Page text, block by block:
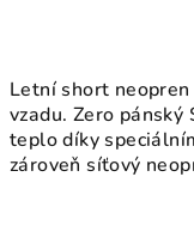
Letní short
vzadu. Zero pánský
teplo díky
zároveň síťový